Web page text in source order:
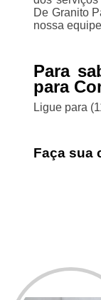
De Granito
nossa
Para
para
Ligue para
Faça sua